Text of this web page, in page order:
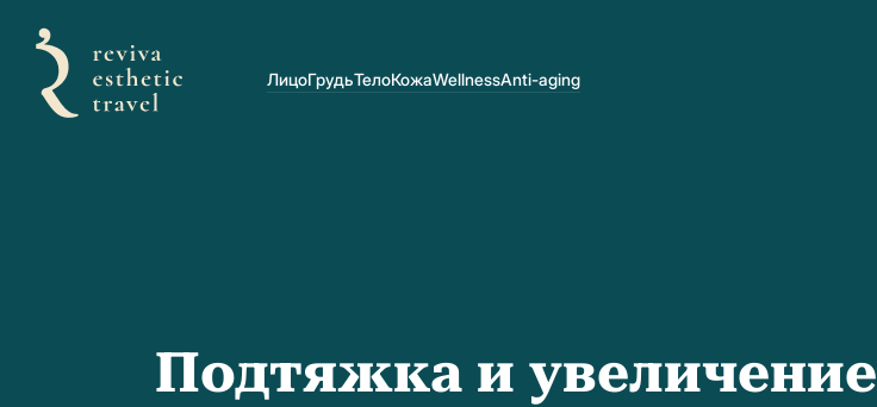
ЛицоГрудьТелоКожаWellnessAnti-aging
Подтяжка и увеличение